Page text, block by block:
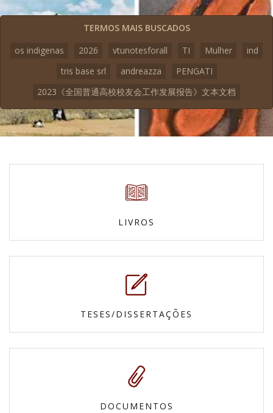
TERMOS MAIS BUSCADOS
os indigenas
2026 vtunotesforall TI Mulher
ind
tris base srl
andreazza
PENGATI
2023《全国普通高校校友会工作发展报告》文本文档
LIVROS
TESES/DISSERTAÇÕES
DOCUMENTOS